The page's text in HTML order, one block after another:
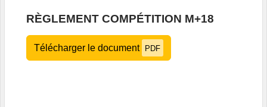
RÈGLEMENT COMPÉTITION M+18
Télécharger le document PDF